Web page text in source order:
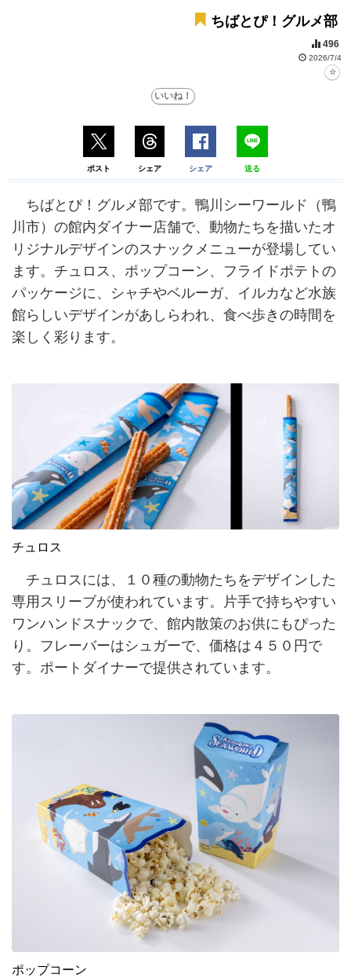
ちばとぴ！グルメ部
496
2026/7/4
ポスト シェア シェア 送る
ちばとぴ！グルメ部です。鴨川シーワールド（鴨
川市）の館内ダイナー店舗で、動物たちを描いたオ
リジナルデザインのスナックメニューが登場してい
ます。チュロス、ポップコーン、フライドポテトの
パッケージに、シャチやベルーガ、イルカなど水族
館らしいデザインがあしらわれ、食べ歩きの時間を
楽しく彩ります。
チュロス
チュロスには、１０種の動物たちをデザインした
専用スリーブが使われています。片手で持ちやすい
ワンハンドスナックで、館内散策のお供にもぴった
り。フレーバーはシュガーで、価格は４５０円で
す。ポートダイナーで提供されています。
ポップコーン